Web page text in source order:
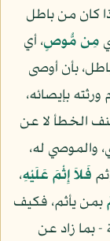
كان من باطل
مِن مُّوصٍ، أي
بأن أوصى
بإيصائه،
الخطأ لا عن
والموصي له،
فَلاَ إِثْمَ عَلَيْهِ،
بمن يأثم، فكيف
- بما زاد عن